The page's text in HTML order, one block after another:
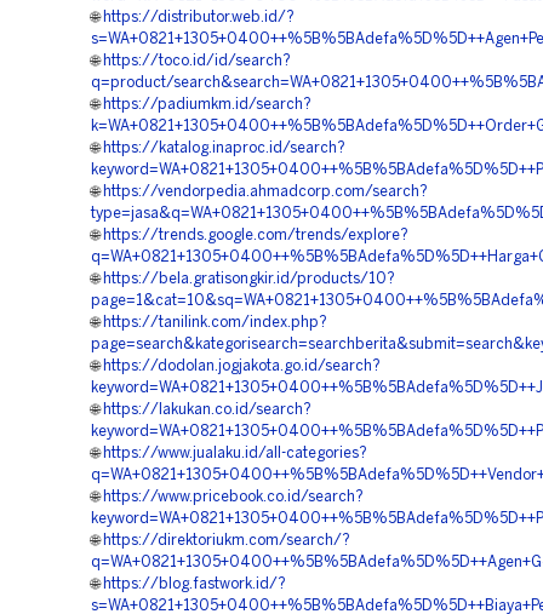
🌐 https://distributor.web.id/?
🌐 https://toco.id/id/search?
q=product/
🌐 https://padiumkm.id/search?
🌐 https://katalog.inaproc.id/search?
🌐 https://vendorpedia.ahmadcorp.com/search?
🌐 https://trends.google.com/trends/explore?
🌐 https://bela.gratisongkir.id/products/10?
🌐 https://tanilink.com/index.php?
🌐 https://dodolan.jogjakota.go.id/search?
🌐 https://lakukan.co.id/search?
🌐 https://www.jualaku.id/all-categories?
🌐 https://www.pricebook.co.id/search?
🌐 https://direktoriukm.com/search/?
🌐 https://blog.fastwork.id/?